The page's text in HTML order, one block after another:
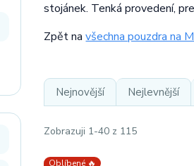
stojánek. Tenká provedení,
Zpět navšechna pouzdra na
Nejnovější Nejlevnější
Zobrazuji 1-40 z 115
Oblíbené 🔥